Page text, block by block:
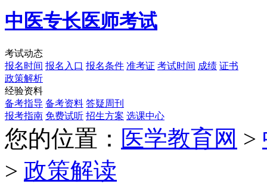
中医专长医师考试
考试动态
报名时间 报名入口 报名条件 准考证 考试时间 成绩 证书
政策解析
经验资料
备考指导 备考资料 答疑周刊
报考指南 免费试听 招生方案 选课中心
您的位置： 医学教育网 >
> 政策解读